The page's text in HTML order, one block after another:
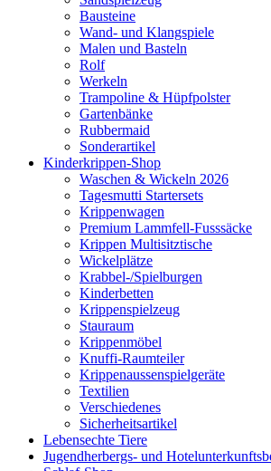
Bausteine
Wand- und Klangspiele
Malen und Basteln
Rolf
Werkeln
Trampoline & Hüpfpolster
Gartenbänke
Rubbermaid
Sonderartikel
Kinderkrippen-Shop
Waschen & Wickeln 2026
Tagesmutti Startersets
Krippenwagen
Premium Lammfell-Fusssäcke
Krippen Multisitztische
Wickelplätze
Krabbel-/Spielburgen
Kinderbetten
Krippenspielzeug
Stauraum
Krippenmöbel
Knuffi-Raumteiler
Krippenaussenspielgeräte
Textilien
Verschiedenes
Sicherheitsartikel
Lebensechte Tiere
Jugendherbergs- und